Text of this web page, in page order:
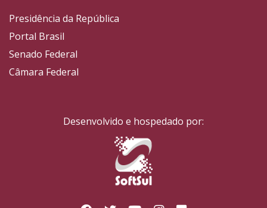
Presidência da República
Portal Brasil
Senado Federal
Câmara Federal
Desenvolvido e hospedado por: